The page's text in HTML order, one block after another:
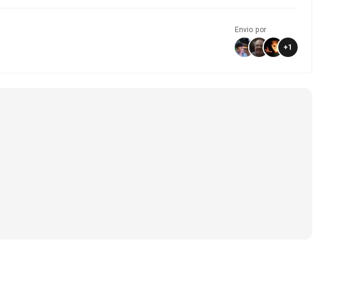
Envio por
+1